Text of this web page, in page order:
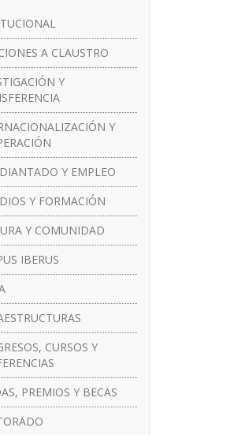
A CLAUSTRO
Y
Y
Y EMPLEO
Y FORMACIÓN
Y COMUNIDAD
IBERUS
CURSOS Y
PREMIOS Y BECAS